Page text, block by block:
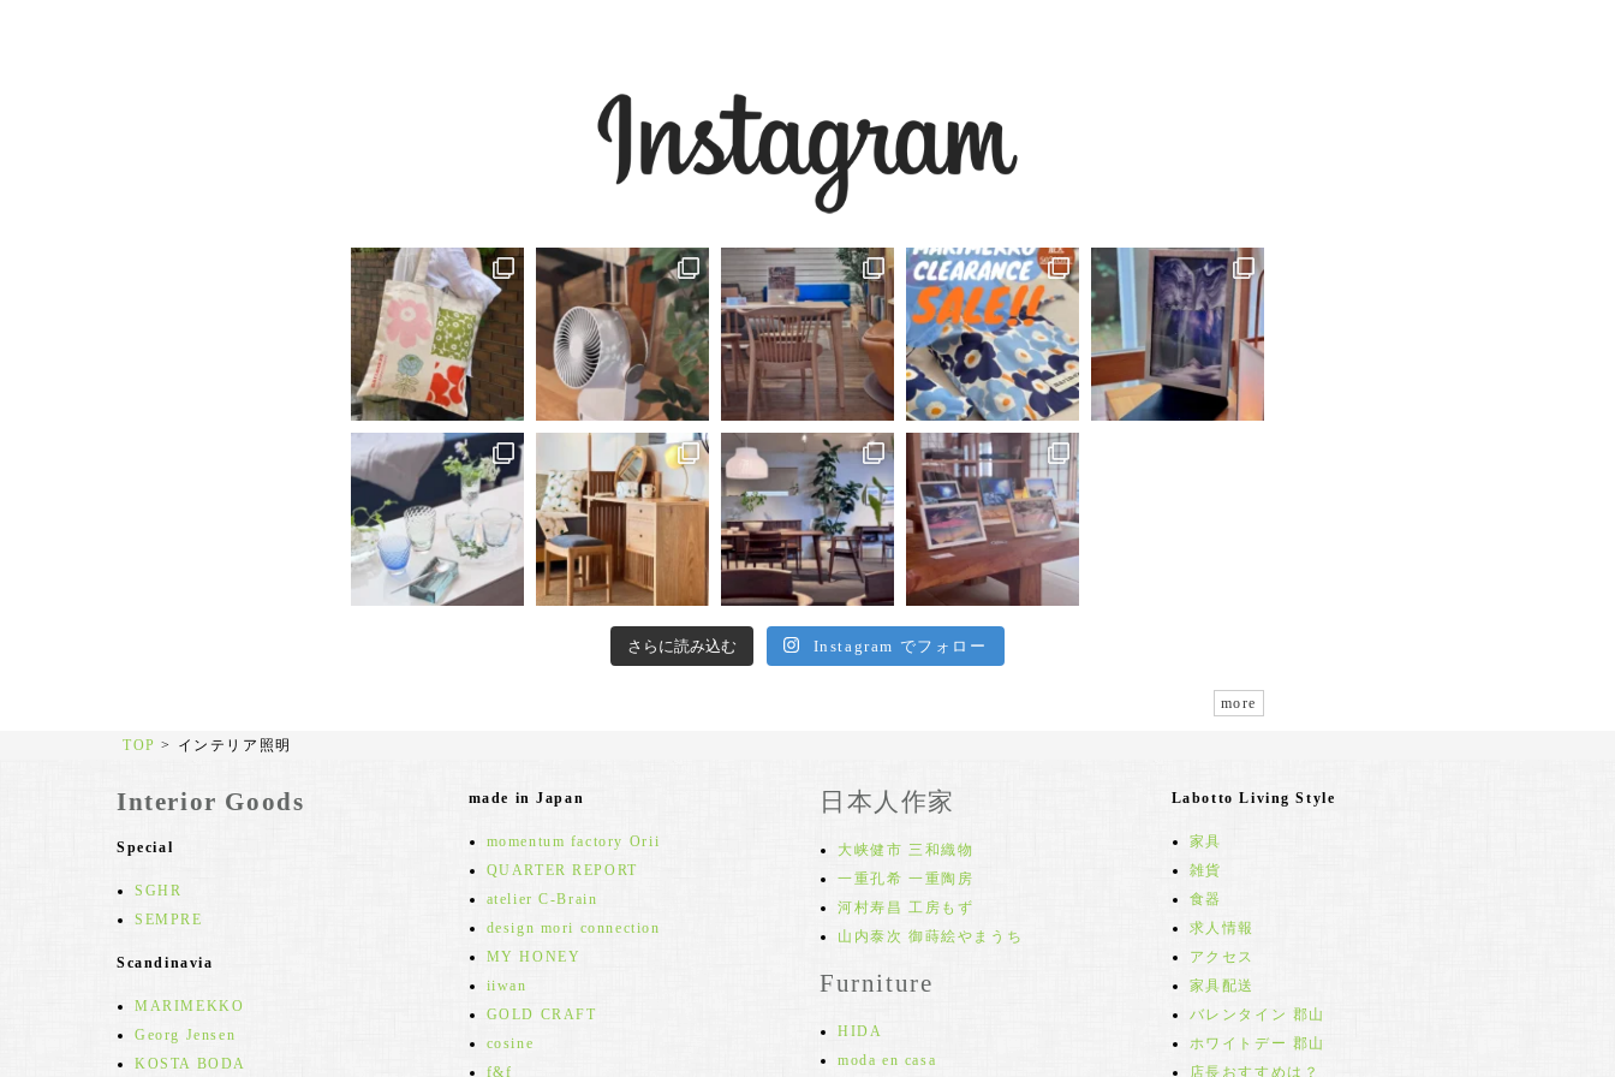
さらに読み込む Instagram でフォロー
more
TOP > インテリア照明
Interior Goods
Special
SGHR
SEMPRE
Scandinavia
MARIMEKKO
Georg Jensen
KOSTA BODA
made in Japan
momentum factory Orii
QUARTER REPORT
atelier C-Brain
design mori connection
MY HONEY
iiwan
GOLD CRAFT
cosine
f&f
日本人作家
大峡健市 三和織物
一重孔希 一重陶房
河村寿昌 工房もず
山内泰次 御蒔絵やまうち
Furniture
HIDA
moda en casa
Labotto Living Style
家具
雑貨
食器
求人情報
アクセス
家具配送
バレンタイン 郡山
ホワイトデー 郡山
店長おすすめは？